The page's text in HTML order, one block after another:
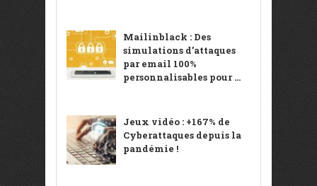
Mailinblack : Des
simulations d’attaques
par email 100%
personnalisables pour ...
Jeux vidéo : +167% de
Cyberattaques depuis la
pandémie !